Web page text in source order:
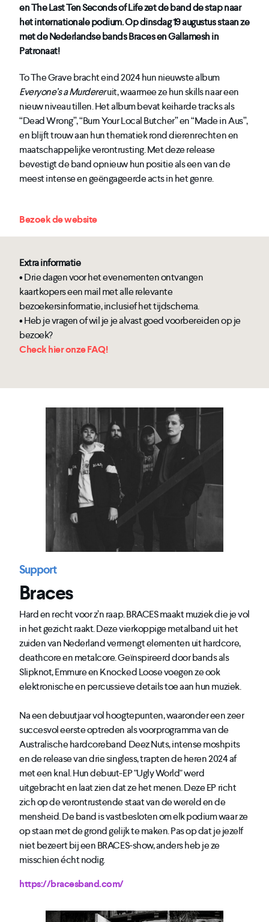
en The Last Ten Seconds of Life zet de band de stap naar
het internationale podium. Op dinsdag 19 augustus staan ze
met de Nederlandse bands Braces en Gallamesh in
Patronaat!
To The Grave bracht eind 2024 hun nieuwste album
Everyone’s a Murdereruit, waarmee ze hun skills naar een
nieuw niveau tillen. Het album bevat keiharde tracks als
“Dead Wrong”, “Burn Your Local Butcher” en “Made in Aus”,
en blijft trouw aan hun thematiek rond dierenrechten en
maatschappelijke verontrusting. Met deze release
bevestigt de band opnieuw hun positie als een van de
meest intense en geëngageerde acts in het genre.
Bezoek de website
Extra informatie
• Drie dagen voor het evenementen ontvangen
kaartkopers een mail met alle relevante
bezoekersinformatie, inclusief het tijdschema.
• Heb je vragen of wil je je alvast goed voorbereiden op je
bezoek?
Check hier onze FAQ!
Support
Braces
Hard en recht voor z’n raap. BRACES maakt muziek die je vol
in het gezicht raakt. Deze vierkoppige metalband uit het
zuiden van Nederland vermengt elementen uit hardcore,
deathcore en metalcore. Geïnspireerd door bands als
Slipknot, Emmure en Knocked Loose voegen ze ook
elektronische en percussieve details toe aan hun muziek.
Na een debuutjaar vol hoogtepunten, waaronder een zeer
succesvol eerste optreden als voorprogramma van de
Australische hardcoreband Deez Nuts, intense moshpits
en de release van drie singless, trapten de heren 2024 af
met een knal. Hun debuut-EP "Ugly World" werd
uitgebracht en laat zien dat ze het menen. Deze EP richt
zich op de verontrustende staat van de wereld en de
mensheid. De band is vastbesloten om elk podium waar ze
op staan met de grond gelijk te maken. Pas op dat je jezelf
niet bezeert bij een BRACES-show, anders heb je ze
misschien écht nodig.
https://bracesband.com/